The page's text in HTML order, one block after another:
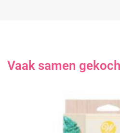
Vaak samen